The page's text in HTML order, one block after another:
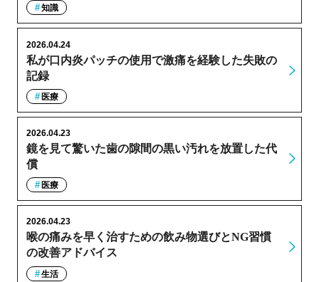
知識
私が口内炎パッチの使用で激痛を経験した失敗の
記録
2026.04.24
医療
鏡を見て驚いた歯の隙間の黒い汚れを放置した代
償
2026.04.23
医療
喉の痛みを早く治すための飲み物選びとNG習慣
の改善アドバイス
2026.04.23
生活